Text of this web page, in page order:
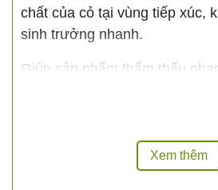
chất của cỏ tại vùng tiếp xúc,
sinh trưởng nhanh.
Giúp sản phẩm thẩm thấu
Xem thêm